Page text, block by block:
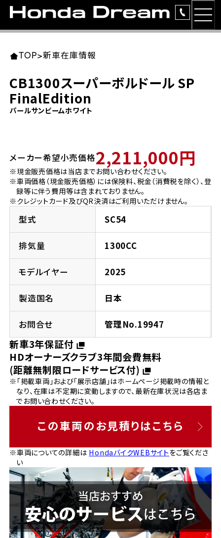
ラインアップ
洋用品
イベント
TOP>新車在庫情報
CB1300スーパーボルドール SP
FinalEdition
パールサンビームホワイト
メーカー希望小売価格2,211,000円
※現金販売価格は当店までお問い合わせください。
※車両価格（現金販売価格）には保険料、税金（消費税を除く）、登
録等に伴う費用等は含まれておりません。
※クレジットカード及びQR決済はご利用いただけません。
型式 SC54
排気量 1300CC
モデルイヤー 2025
製造国名 日本
お問合せ 管理No.19947
新車3年保証付
HDオーナーズクラブ3年間会費無料
(距離無制限ロードサービス付)
※「掲載車両」および「展示店舗」はホームページ掲載時の情報と
なり、在庫は不定期に変動しますので、最新在庫状況は各店ま
でお問い合わせください。
この車両のお見積りはこちら
※車両についての詳細は HondaバイクWEBサイトをご覧くださ
い
東北エリア 店舗一覧
岩手県
宮城県
ホンダドリーム 仙台泉
ホンダドリーム 宮城岩沼
福島県
ホンダドリーム 郡山
関東エリア 店舗一覧
東京都
ホンダドリーム 練馬
ホンダドリーム 板橋
神奈川県
ホンダドリーム 磯子
ホンダドリーム 横浜都筑
ホンダドリーム 横浜旭
ホンダドリーム 川崎宮前
ホンダドリーム 横浜緑
千葉県
ホンダドリーム 船橋
中部エリア 店舗一覧
愛知県
ホンダドリーム 小牧
ホンダドリーム 名古屋東
岐阜県
ホンダドリーム 岐阜
近畿エリア 店舗一覧
大阪府
ホンダドリーム 藤井寺
ホンダドリーム 東淀川
京都府
ホンダドリーム 京都北山
兵庫県
ホンダドリーム 神戸灘
ホンダドリーム 尼崎
ホンダドリーム 西宮甲子園
奈良県
中国・四国エリア 店舗一覧
岡山県
広島県
ホンダドリーム 広島
ホンダドリーム 福山
徳島県
ホンダドリーム 徳島
香川県
高知県
ホンダドリーム 高知
九州エリア 店舗一覧
福岡県
ホンダドリーム 久留米
ホンダドリーム 福岡春日
熊本県